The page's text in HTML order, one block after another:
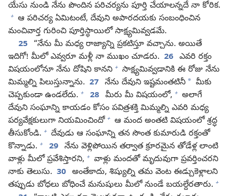
యేసు నుండి నేను పొందిన పరిచర్యను పూర్తి చేయాలన్నదే నా కోరిక.
+ ఆ పరిచర్య ఏమిటంటే, దేవుని అపారదయకు సంబంధించిన
మంచివార్త గురించి పూర్తిస్థాయిలో సాక్ష్యమివ్వడమే.
25 “నేను మీ మధ్య రాజ్యాన్ని ప్రకటిస్తూ వచ్చాను. అయితే
ఇదిగో! మీలో ఎవ్వరూ మళ్లీ నా ముఖం చూడరు. 26 ఎవరి రక్తం
విషయంలోనూ నేను దోషిని కానని + సాక్ష్యమివ్వడానికి ఈ రోజు నేను
మిమ్మల్ని పిలుస్తున్నాను. 27 నేను దేవుని ఇష్టమంతటినీ * మీకు
చెప్పకుండా ఉండలేదు. + 28 మీరు మీ విషయంలో, + అలాగే
దేవుని సంఘాన్ని కాయడం కోసం పవిత్రశక్తి మిమ్మల్ని ఎవరి మధ్య
పర్యవేక్షకులుగా నియమించిందో + ఆ మంద అంతటి విషయంలో శ్రద్ధ
తీసుకోండి. + దేవుడు ఆ సంఘాన్ని తన సొంత కుమారుడి రక్తంతో
కొన్నాడు. + 29 నేను వెళ్లిపోయిన తర్వాత క్రూరమైన తోడేళ్ల లాంటి
వాళ్లు మీలో ప్రవేశిస్తారని, + వాళ్లు మందతో మృదువుగా ప్రవర్తించరని
నాకు తెలుసు. 30 అంతేకాదు, శిష్యుల్ని తమ వెంట ఈడ్చుకెళ్లాలని
తప్పుడు బోధలు బోధించే మనుషులు మీలో నుండే బయల్దేరతారు. +